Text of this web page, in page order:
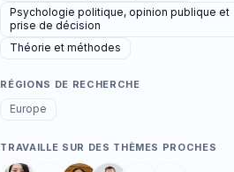
Psychologie politique, opinion publique et
prise de décision
Théorie et méthodes
RÉGIONS DE RECHERCHE
Europe
TRAVAILLE SUR DES THÈMES PROCHES